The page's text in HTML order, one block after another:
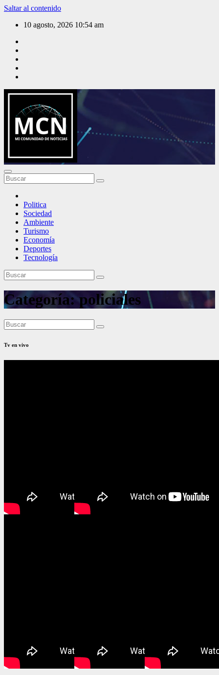
Saltar al contenido
10 agosto, 2026 10:54 am
Mi Comunidad de Noticias
Politica
Sociedad
Ambiente
Turismo
Economía
Deportes
Tecnología
Categoría:policiales
Tv en vivo